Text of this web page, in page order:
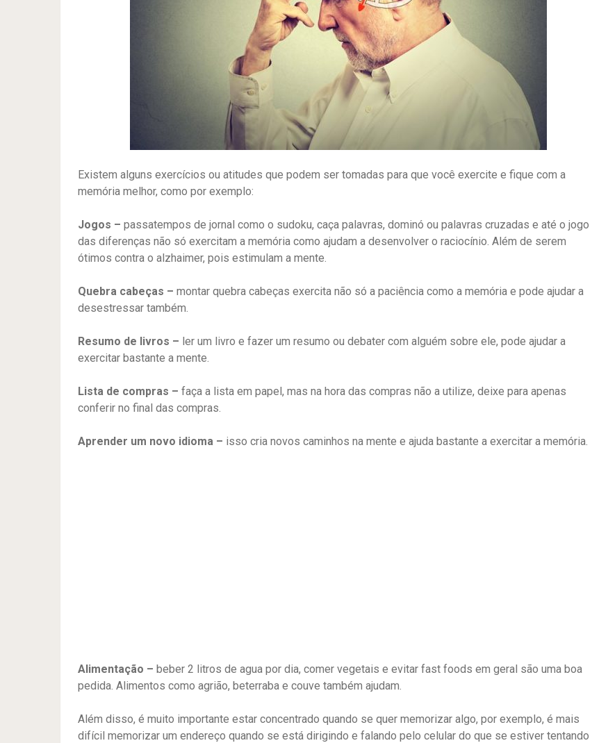
Existem alguns exercícios ou atitudes que podem ser tomadas para que você exercite e fique com a
memória melhor, como por exemplo:
Jogos – passatempos de jornal como o sudoku, caça palavras, dominó ou palavras cruzadas e até o jogo
das diferenças não só exercitam a memória como ajudam a desenvolver o raciocínio. Além de serem
ótimos contra o alzhaimer, pois estimulam a mente.
Quebra cabeças – montar quebra cabeças exercita não só a paciência como a memória e pode ajudar a
desestressar também.
Resumo de livros – ler um livro e fazer um resumo ou debater com alguém sobre ele, pode ajudar a
exercitar bastante a mente.
Lista de compras – faça a lista em papel, mas na hora das compras não a utilize, deixe para apenas
conferir no final das compras.
Aprender um novo idioma – isso cria novos caminhos na mente e ajuda bastante a exercitar a memória.
Alimentação – beber 2 litros de agua por dia, comer vegetais e evitar fast foods em geral são uma boa
pedida. Alimentos como agrião, beterraba e couve também ajudam.
Além disso, é muito importante estar concentrado quando se quer memorizar algo, por exemplo, é mais
difícil memorizar um endereço quando se está dirigindo e falando pelo celular do que se estiver tentando